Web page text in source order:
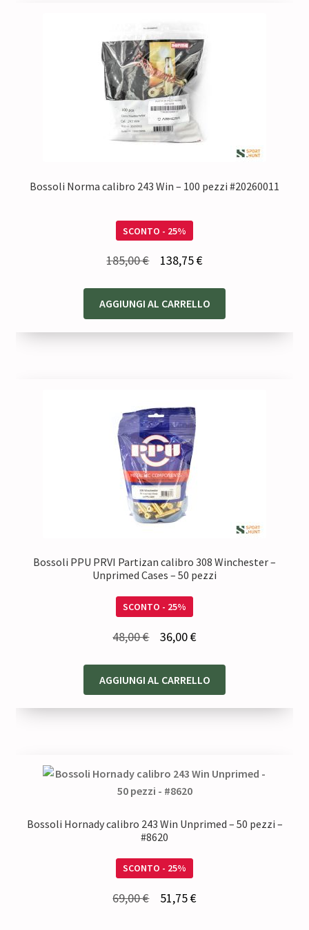
Bossoli Norma calibro 243 Win – 100 pezzi #20260011
SCONTO - 25%
185,00€
originale
era:
138,75€Il
attuale
è:
AGGIUNGI AL CARRELLO
Bossoli PPU PRVI Partizan calibro 308 Winchester –
Unprimed Cases – 50 pezzi
SCONTO - 25%
48,00€
originale
era:
36,00€Il
attuale
è:
AGGIUNGI AL CARRELLO
Bossoli Hornady calibro 243 Win Unprimed – 50 pezzi –
#8620
SCONTO - 25%
69,00€ 51,75€Il